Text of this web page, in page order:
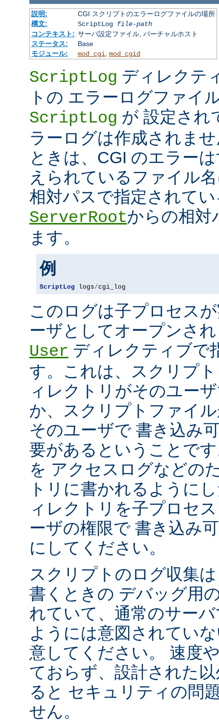
説明:
CGI スクリプトのエラーログファイルの場所
構文:
ScriptLog file-path
コンテキスト: サーバ設定ファイル, バーチャルホスト
ステータス:
Base
モジュール:
mod_cgi mod_cgid
ScriptLog ディレクテ
トの エラーログファイ
ScriptLog が 設定され
ラーログは作成されま
ときは、CGI のエラー
えられているファイル
相対パスで指定されて
ServerRootからの相対
ます。
例
ScriptLog logs/cgi_log
このログは子プロセス
ーザとしてオープンさ
User ディレクティブで
す。これは、スクリプ
ィレクトリがそのユー
か、スクリプトファイ
そのユーザで 書き込み
要があるということで
を アクセスログなどの
トリに書かれるように
ィレクトリを子プロセ
ーザの権限で 書き込み
にしてください。
スクリプトのログ収集
書くときの デバッグ用
れていて、通常のサー
ようには意図されてい
意してください。 速度
ておらず、設計された
ると セキュリティの問
せん。